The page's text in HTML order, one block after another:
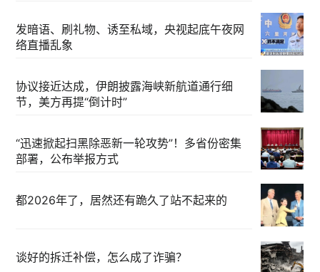
发暗语、刷礼物、诱至私域，央视起底午夜网
络直播乱象
协议接近达成，伊朗披露海峡新航道通行细
节，美方再提“倒计时”
“迅速掀起扫黑除恶新一轮攻势”！多省份密集
部署，公布举报方式
都2026年了，居然还有跪久了站不起来的
谈好的拆迁补偿，怎么成了诈骗？